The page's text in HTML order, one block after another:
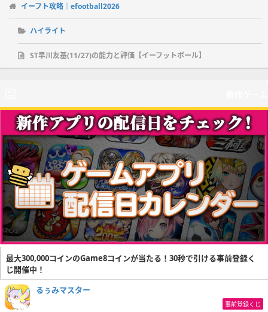
イーフト攻略｜efootball2026
ハイライト
ST早川友基(11/27)の能力と評価【イーフットボール】
最大300,000コインのGame8コインが当たる！30秒で引ける事前登録く
じ開催中！
るぅみマスター
事前登録くじ